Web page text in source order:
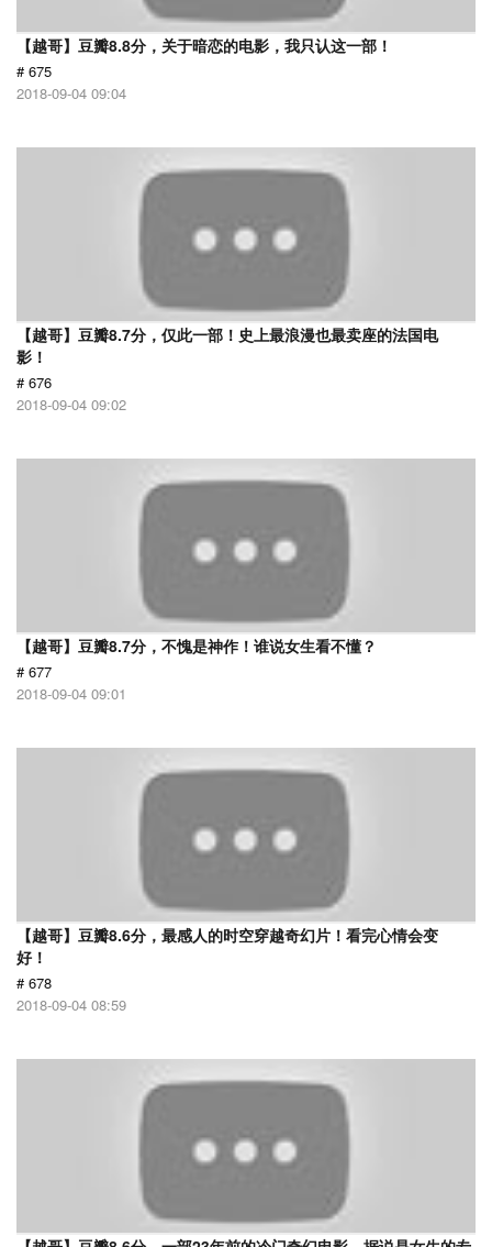
【越哥】豆瓣8.8分，关于暗恋的电影，我只认这一部！
# 675
2018-09-04 09:04
【越哥】豆瓣8.7分，仅此一部！史上最浪漫也最卖座的法国电
影！
# 676
2018-09-04 09:02
【越哥】豆瓣8.7分，不愧是神作！谁说女生看不懂？
# 677
2018-09-04 09:01
【越哥】豆瓣8.6分，最感人的时空穿越奇幻片！看完心情会变
好！
# 678
2018-09-04 08:59